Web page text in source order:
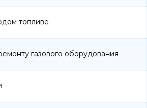
топливе
газового оборудования